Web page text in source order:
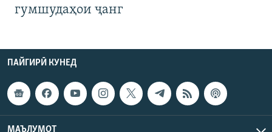
гумшудаҳои ҷанг
ПАЙГИРӢ КУНЕД
МАЪЛУМОТ